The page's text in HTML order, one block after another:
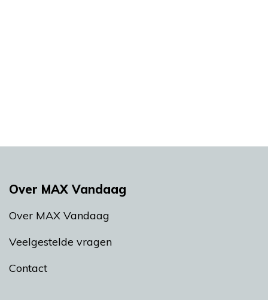
Over MAX Vandaag
Over MAX Vandaag
Veelgestelde vragen
Contact